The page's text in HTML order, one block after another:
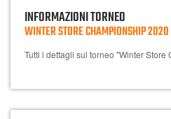
INFORMAZIONI TORNEO
WINTER STORE CHAMPIONSHIP 2020
Tutti i dettagli sul torneo "Winter